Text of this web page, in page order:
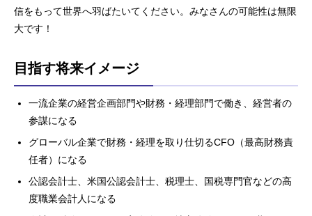
信をもって世界へ羽ばたいてください。みなさんの可能性は無限
大です！
目指す将来イメージ
一流企業の経営企画部門や財務・経理部門で働き、経営者の
参謀になる
グローバル企業で財務・経理を取り仕切るCFO（最高財務責
任者）になる
公認会計士、米国公認会計士、税理士、国税専門官などの高
度職業会計人になる